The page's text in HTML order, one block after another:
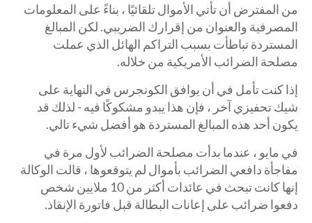
من المفترض أن تأتي الأموال تلقائيًا ، بناءً على المعلومات
المصرفية والعنوان من إقرارك الضريبي. لكن المبالغ
المستردة تباطأت بسبب التراكم الهائل الذي عملت
مصلحة الضرائب الأمريكية من خلاله.
إذا كنت تأمل في أن يوافق الكونجرس في النهاية على
شيك تحفيزي آخر ، فإن هذا يبدو مشكوكًا فيه - لذلك قد
يكون أحد هذه المبالغ المستردة هو أفضل شيء تالي.
في مايو ، عندما بدأت مصلحة الضرائب لأول مرة في
مفاجأة دافعي الضرائب بأموال لم يتوقعوها ، قالت الوكالة
إنها كانت تبحث في عائدات أكثر من 10 ملايين شخص
دفعوا ضرائب على إعانات البطالة قبل فاتورة الإنقاذ.